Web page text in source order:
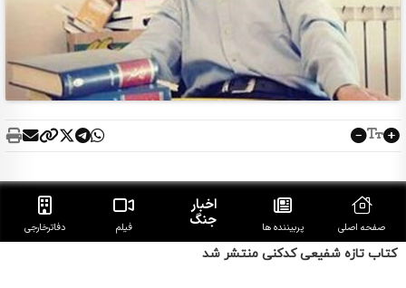
کتاب تازه شفیعی کدکنی منتشر شد